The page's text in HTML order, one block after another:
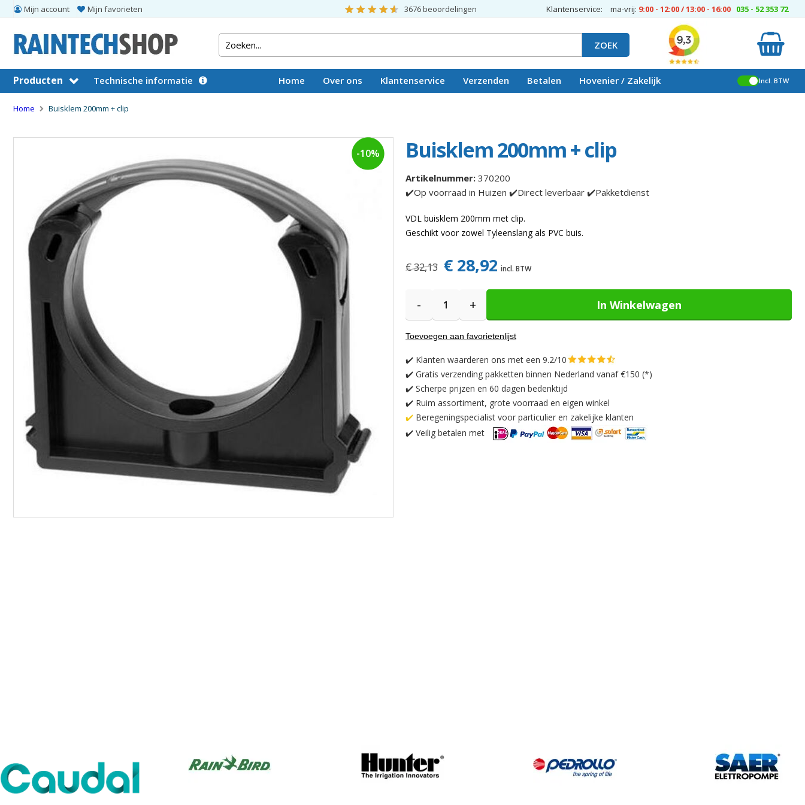
Mijn account Mijn favorieten Klantenservice: ma-vrij: 9:00 - 12:00 / 13:00 - 16:00 035 - 52 353 72
3676beoordelingen
Incl. BTW
ZOEK
Producten Technische informatie Home Over ons Klantenservice Verzenden Betalen
Hovenier / Zakelijk
Home Buisklem 200mm + clip
-10% Buisklem 200mm + clip
Artikelnummer: 370200
✔️Op voorraad in Huizen ✔️Direct leverbaar ✔️Pakketdienst
VDL buisklem 200mm met clip.
Geschikt voor zowel Tyleenslang als PVC buis.
€ 28,92
€ 32,13
- + In Winkelwagen
Toevoegen aan favorietenlijst
✔️ Klanten waarderen ons met een 9.2/10
✔️ Gratis verzending pakketten binnen Nederland vanaf €150 (*)
✔️ Scherpe prijzen en 60 dagen bedenktijd
✔️ Ruim assortiment, grote voorraad en eigen winkel
✔️ Beregeningspecialist voor particulier en zakelijke klanten
✔️ Veilig betalen met